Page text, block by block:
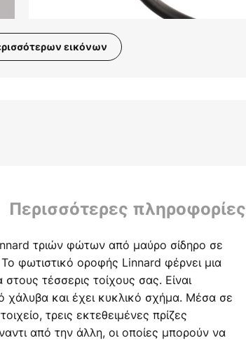
εικόνων
Περισσότερες πληροφορίες
τριών φώτων από μαύρο σίδηρο σε
φωτιστικό οροφής Linnard φέρνει μια
τέσσερις τοίχους σας. Είναι
χάλυβα και έχει κυκλικό σχήμα. Μέσα σε
τρεις εκτεθειμένες πρίζες
από την άλλη, οι οποίες μπορούν να